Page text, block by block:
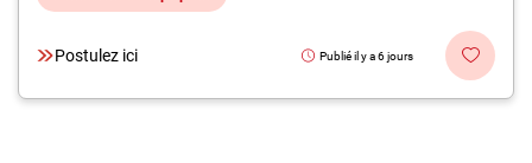
Postulez ici Publié il y a 6 jours